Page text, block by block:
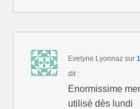
Evelyne Lyonnaz sur
dit :
Enormissime
utilisé dès lundi